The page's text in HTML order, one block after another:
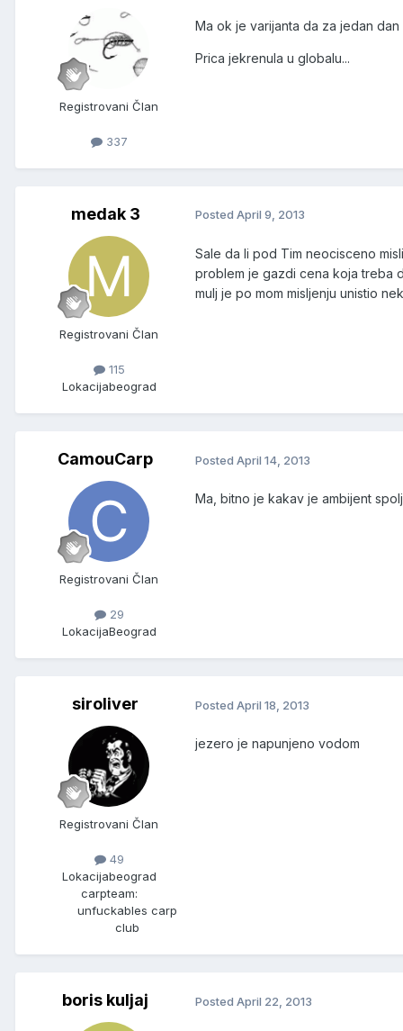
Registrovani Član
337
Ma ok je varijanta da za jedan
Prica jekrenula u globalu...
medak 3
Registrovani Član
115
Lokacijabeograd
Posted April 9, 2013
Sale da li pod Tim neocisceno
problem je gazdi cena koja treba
mulj je po mom misljenju unistio
CamouCarp
Registrovani Član
29
LokacijaBeograd
Posted April 14, 2013
Ma, bitno je kakav je ambijent
siroliver
Registrovani Član
49
Lokacijabeograd
carpteam:
unfuckables carp
club
Posted April 18, 2013
jezero je napunjeno vodom
boris kuljaj Posted April 22, 2013